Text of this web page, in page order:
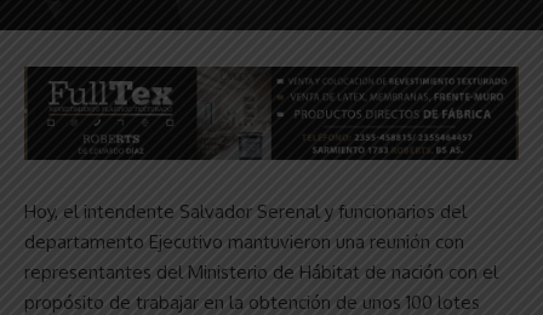
Hoy, el intendente Salvador Serenal y funcionarios del
departamento Ejecutivo mantuvieron una reunión con
representantes del Ministerio de Hábitat de nación con el
propósito de trabajar en la obtención de unos 100 lotes